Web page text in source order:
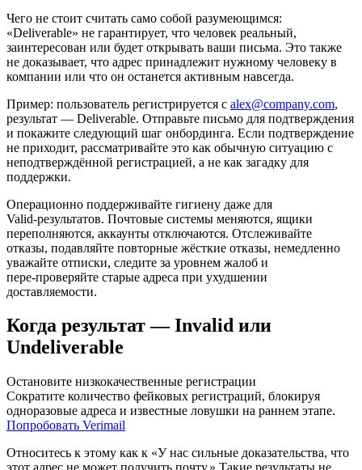
Чего не стоит считать само собой разумеющимся:
«Deliverable» не гарантирует, что человек реальный,
заинтересован или будет открывать ваши письма. Это также
не доказывает, что адрес принадлежит нужному человеку в
компании или что он останется активным навсегда.
Пример: пользователь регистрируется с alex@company.com,
результат — Deliverable. Отправьте письмо для подтверждения
и покажите следующий шаг онбординга. Если подтверждение
не приходит, рассматривайте это как обычную ситуацию с
неподтверждённой регистрацией, а не как загадку для
поддержки.
Операционно поддерживайте гигиену даже для
Valid‑результатов. Почтовые системы меняются, ящики
переполняются, аккаунты отключаются. Отслеживайте
отказы, подавляйте повторные жёсткие отказы, немедленно
уважайте отписки, следите за уровнем жалоб и
пере‑проверяйте старые адреса при ухудшении
доставляемости.
Когда результат — Invalid или
Undeliverable
Остановите низкокачественные регистрации
Сократите количество фейковых регистраций, блокируя
одноразовые адреса и известные ловушки на раннем этапе.
Попробовать Verimail
Относитесь к этому как к «У нас сильные доказательства, что